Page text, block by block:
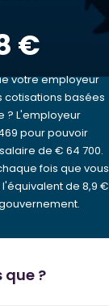
€
votre employeur
cotisations basées
? L'employeur
pour pouvoir
de € 64 700.
fois que vous
de 8,9 €
que ?